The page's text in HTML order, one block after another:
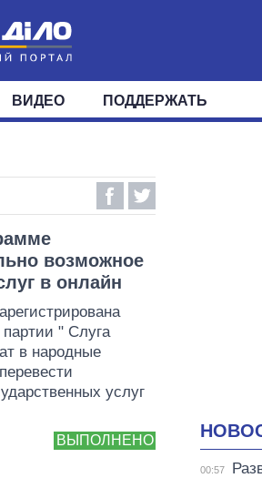
МИР
ОКРУГА
ВИДЕО ПОДДЕРЖАТЬ
возможное
в онлайн
" Слуга
в народные
услуг
ВЫПОЛНЕНО
00:57